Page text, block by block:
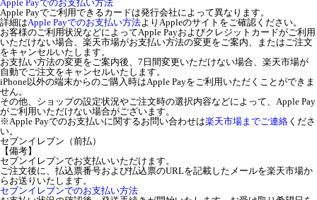
Apple Payでのお支払い方法
Apple Payでご利用できるカードは発行会社によって異なります。
詳細はApple Payでのお支払い方法よりAppleのサイトをご確認ください。
お客様のご利用状況などによってApple Payおよびクレジットカードがご利用
いただけない場合、楽天市場がお支払い方法の変更をご案内、またはご注文
をキャンセルいたします。
お支払い方法の変更をご案内後、7日間変更いただけない場合、楽天市場が
自動でご注文をキャンセルいたします。
iPhone以外の端末からのご購入時はApple Payをご利用いただくことができま
せん。
その他、ショップの設定状況やご注文時の選択内容などによって、Apple Pay
がご利用いただけない場合がございます。
※Apple Payでのお支払いに関するお問い合わせは楽天市場までご連絡 くださ
い。
セブンイレブン（前払）
【備考】
セブンイレブンでお支払いいただけます。
ご注文後に、払込票番号および払込票のURLを記載したメールを楽天市場か
らお送りいたします。
セブンイレブンでのお支払い方法